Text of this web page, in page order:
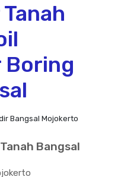
Bangsal Mojokerto
Bangsal